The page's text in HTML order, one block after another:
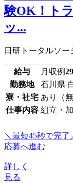
験OK！ト
ッ...
日研トータルソ
給与 月収例
勤務地
石川県
寮・社宅 あり（無
仕事内容 組立・
＼最短45秒で完了
応募へ進む
詳しく
見る